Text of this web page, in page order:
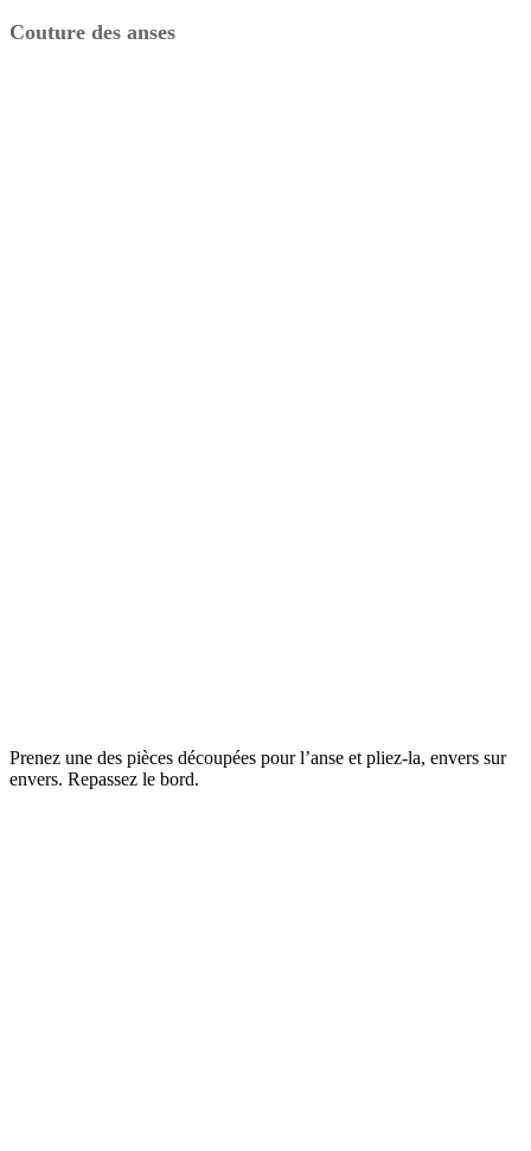
Couture des anses
Prenez une des pièces découpées pour l’anse et pliez-la, envers sur
envers. Repassez le bord.